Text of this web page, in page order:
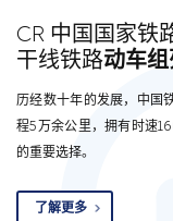
CR 中国国家铁
干线铁路动车
历经数十年的发展，中国
程5万余公里，拥有时速
的重要选择。
了解更多